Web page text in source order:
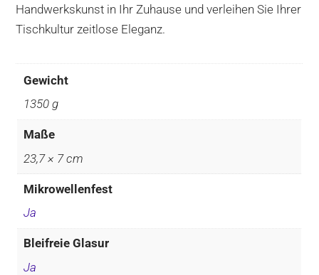
Handwerkskunst in Ihr Zuhause und verleihen Sie Ihrer
Tischkultur zeitlose Eleganz.
Gewicht
1350 g
Maße
23,7 × 7 cm
Mikrowellenfest
Ja
Bleifreie Glasur
Ja